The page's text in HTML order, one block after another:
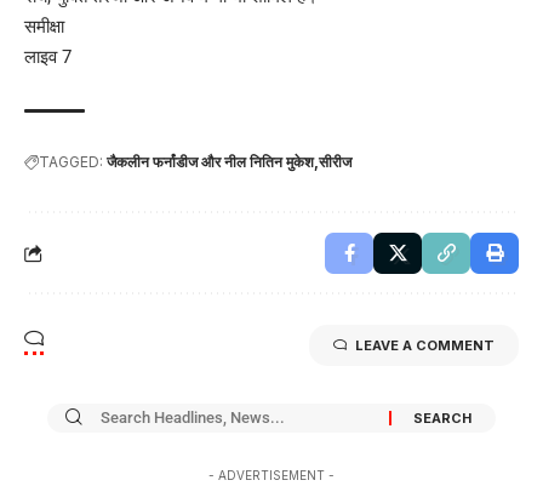
समीक्षा
लाइव 7
TAGGED: जैकलीन फर्नांडीज और नील नितिन मुकेश सीरीज
LEAVE A COMMENT
- ADVERTISEMENT -